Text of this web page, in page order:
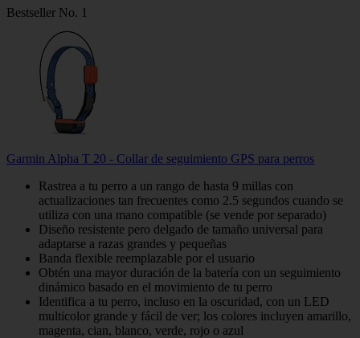
Bestseller No. 1
Garmin Alpha T 20 - Collar de seguimiento GPS para perros
Rastrea a tu perro a un rango de hasta 9 millas con
actualizaciones tan frecuentes como 2.5 segundos cuando se
utiliza con una mano compatible (se vende por separado)
Diseño resistente pero delgado de tamaño universal para
adaptarse a razas grandes y pequeñas
Banda flexible reemplazable por el usuario
Obtén una mayor duración de la batería con un seguimiento
dinámico basado en el movimiento de tu perro
Identifica a tu perro, incluso en la oscuridad, con un LED
multicolor grande y fácil de ver; los colores incluyen amarillo,
magenta, cian, blanco, verde, rojo o azul